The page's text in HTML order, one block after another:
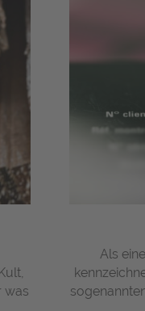
was
Als